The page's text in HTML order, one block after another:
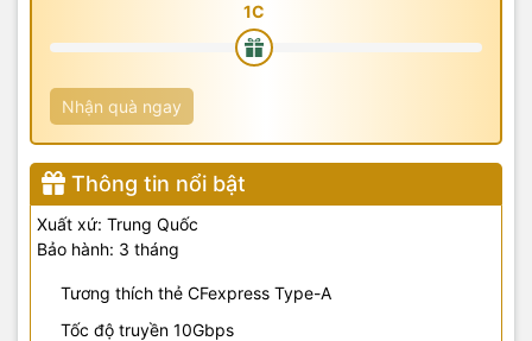
Nhận quà ngay
Thông tin nổi bật
Xuất xứ: Trung Quốc
Bảo hành: 3 tháng
Tương thích thẻ CFexpress Type-A
Tốc độ truyền 10Gbps